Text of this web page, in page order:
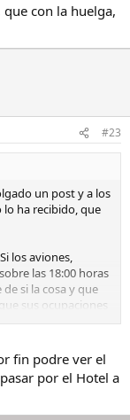
con la huelga,
#23
un post y a los
ha recibido, que
los aviones,
las 18:00 horas
si la cosa y que
sus ocupaciones
la huelga, esta la
fin podre ver el
por el Hotel a